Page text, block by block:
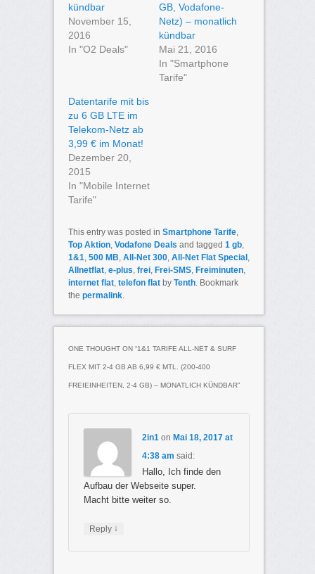
kündbar
November 15,
2016
In "O2 Deals"
GB, Vodafone-
Netz) – monatlich
kündbar
Mai 21, 2016
In "Smartphone
Tarife"
Datentarife mit bis
zu 6 GB LTE im
Telekom-Netz ab
3,99 € im Monat!
Dezember 20,
2015
In "Mobile Internet
Tarife"
This entry was posted in Smartphone Tarife,
Top Aktion, Vodafone Deals and tagged 1 gb,
1&1, 500 MB, All-Net 300, All-Net Flat Special ,
Allnetflat, e-plus, frei, Frei-SMS, Freiminuten,
internet flat, telefon flatby Tenth. Bookmark
the permalink.
ONE THOUGHT ON “1&1 TARIFE ALL-NET & SURF
FLEX MIT 2-4 GB AB 6,99 € MTL. (200-400
FREIEINHEITEN, 2-4 GB) – MONATLICH KÜNDBAR”
2in1on Mai 18, 2017 at
4:38 am said:
Hallo, Ich finde den
Aufbau der Webseite super.
Macht bitte weiter so.
Reply ↓